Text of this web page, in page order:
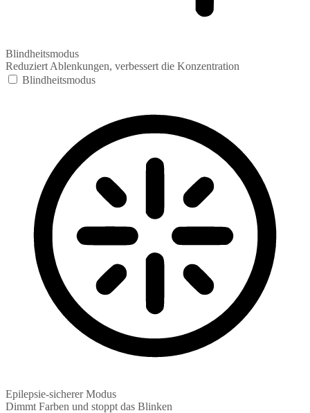
Blindheitsmodus
Reduziert Ablenkungen, verbessert die Konzentration
Blindheitsmodus
Epilepsie-sicherer Modus
Dimmt Farben und stoppt das Blinken